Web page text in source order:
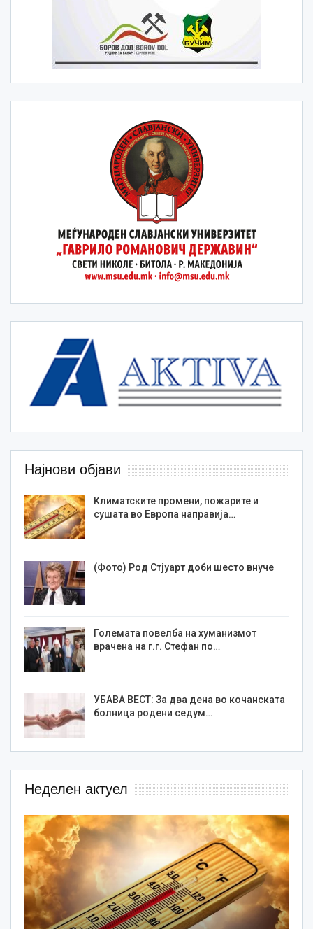
Најнови објави
Климатските промени, пожарите и
сушата во Европа направија…
(Фото) Род Стјуарт доби шесто внуче
Големата повелба на хуманизмот
врачена на г.г. Стефан по…
УБАВА ВЕСТ: За два дена во кочанската
болница родени седум…
Неделен актуел